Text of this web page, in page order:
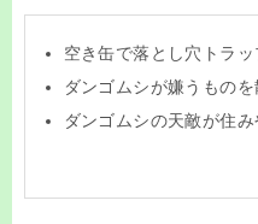
空き缶で落とし穴トラ
ダンゴムシが嫌うものを
ダンゴムシの天敵が住